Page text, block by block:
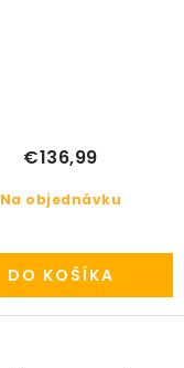
Na objednávku
€136,99
DO KOŠÍKA